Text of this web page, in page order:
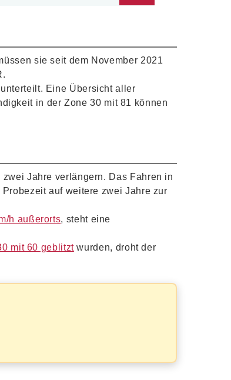
sie seit dem November 2021
Eine Übersicht aller
in der Zone 30 mit 81 können
Jahre verlängern. Das Fahren in
auf weitere zwei Jahre zur
h außerorts, steht eine
mit 60 geblitztwurden, droht der